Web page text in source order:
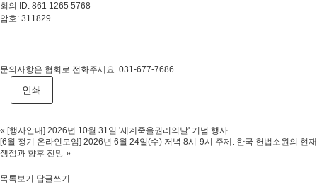
회의 ID: 861 1265 5768
암호: 311829
문의사항은 협회로 전화주세요. 031-677-7686
인쇄
« [행사안내] 2026년 10월 31일 '세계죽을권리의날' 기념 행사
[6월 정기 온라인모임] 2026년 6월 24일(수) 저녁 8시-9시 주제: 한국 헌법소원의 현재
쟁점과 향후 전망 »
목록보기 답글쓰기